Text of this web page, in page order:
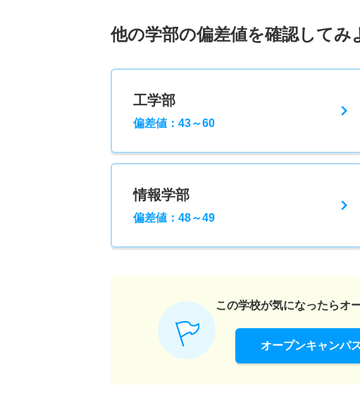
他の学部の偏差値を確認してみ
工学部
偏差値：43～60
情報学部
偏差値：48～49
この学校が気になったらオ
オープンキャンパ